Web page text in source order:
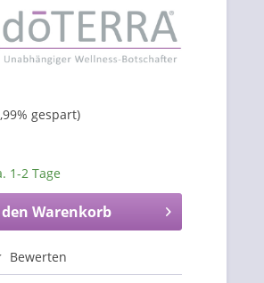
gespart)
1-2 Tage
Warenkorb
Bewerten